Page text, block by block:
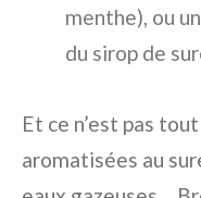
menthe), ou
du sirop de
Et ce n’est pas
aromatisées au